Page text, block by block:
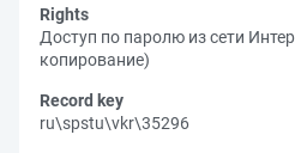
Rights
Доступ по паролю из сети
копирование)
Record key
ru\spstu\vkr\35296